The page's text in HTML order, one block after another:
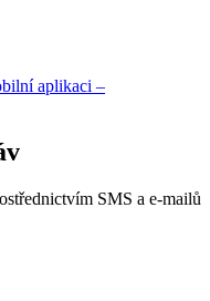
aplikaci –
SMS a e-mailů